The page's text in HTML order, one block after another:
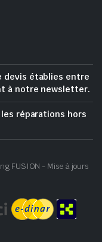
devis établies entre
à notre newsletter.
réparations hors
FUSION - Mise à jours